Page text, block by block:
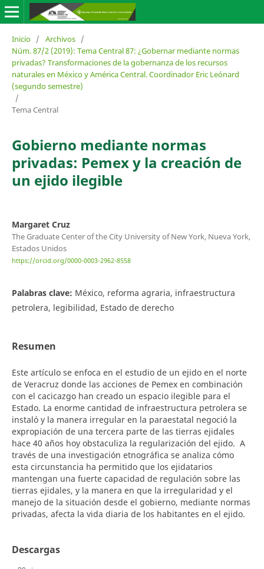
Inicio / Archivos /
Núm. 87/2 (2019): Tema Central 87: ¿Gobernar mediante normas
privadas? Transformaciones de la gobernanza de los recursos
naturales en México y América Central. Coordinador Eric Leónard
(segundo semestre)
/
Tema Central
Gobierno mediante normas
privadas: Pemex y la creación de
un ejido ilegible
Margaret Cruz
The Graduate Center of the City University of New York, Nueva York,
Estados Unidos
https://orcid.org/0000-0003-2962-8558
Palabras clave: México, reforma agraria, infraestructura
petrolera, legibilidad, Estado de derecho
Resumen
Este artículo se enfoca en el estudio de un ejido en el norte
de Veracruz donde las acciones de Pemex en combinación
con el cacicazgo han creado un espacio ilegible para el
Estado. La enorme cantidad de infraestructura petrolera se
instaló y la manera irregular en la paraestatal negoció la
expropiación de una tercera parte de las tierras ejidales
hace 40 años hoy obstaculiza la regularización del ejido. A
través de una investigación etnográfica se analiza cómo
esta circunstancia ha permitido que los ejidatarios
mantengan una fuerte capacidad de regulación sobre las
tierras ejidales, y la manera en que la irregularidad y el
manejo de la situación desde el gobierno, mediante normas
privadas, afecta la vida diaria de los habitantes en el ejido.
Descargas